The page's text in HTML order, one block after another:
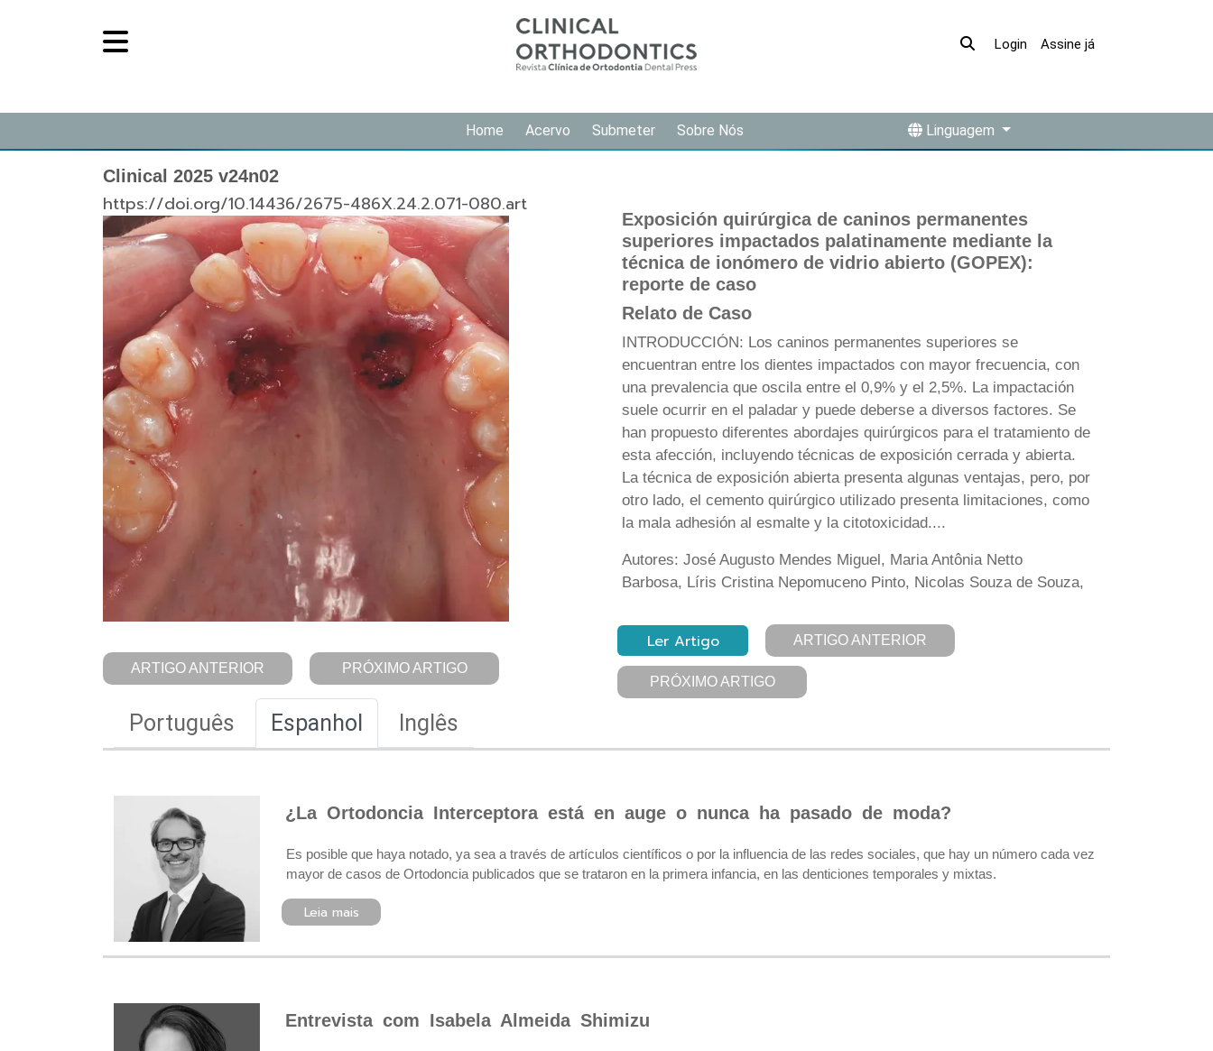
Login Assine já
Home Acervo Submeter Sobre Nós Linguagem
Clinical 2025 v24n02
https://doi.org/10.14436/2675-486X.24.2.071-080.art
ARTIGO ANTERIOR PRÓXIMO ARTIGO
Exposición quirúrgica de caninos permanentes
superiores impactados palatinamente mediante la
técnica de ionómero de vidrio abierto (GOPEX):
reporte de caso
Relato de Caso
INTRODUCCIÓN: Los caninos permanentes superiores se
encuentran entre los dientes impactados con mayor frecuencia, con
una prevalencia que oscila entre el 0,9% y el 2,5%. La impactación
suele ocurrir en el paladar y puede deberse a diversos factores. Se
han propuesto diferentes abordajes quirúrgicos para el tratamiento de
esta afección, incluyendo técnicas de exposición cerrada y abierta.
La técnica de exposición abierta presenta algunas ventajas, pero, por
otro lado, el cemento quirúrgico utilizado presenta limitaciones, como
la mala adhesión al esmalte y la citotoxicidad....
Autores: José Augusto Mendes Miguel, Maria Antônia Netto
Barbosa, Líris Cristina Nepomuceno Pinto, Nicolas Souza de Souza,
Ler Artigo ARTIGO ANTERIOR
PRÓXIMO ARTIGO
Português Espanhol Inglês
¿La Ortodoncia Interceptora está en auge o nunca ha pasado de moda?
Es posible que haya notado, ya sea a través de artículos científicos o por la influencia de las redes sociales, que hay un número cada vez
mayor de casos de Ortodoncia publicados que se trataron en la primera infancia, en las denticiones temporales y mixtas.
Leia mais
Entrevista com Isabela Almeida Shimizu